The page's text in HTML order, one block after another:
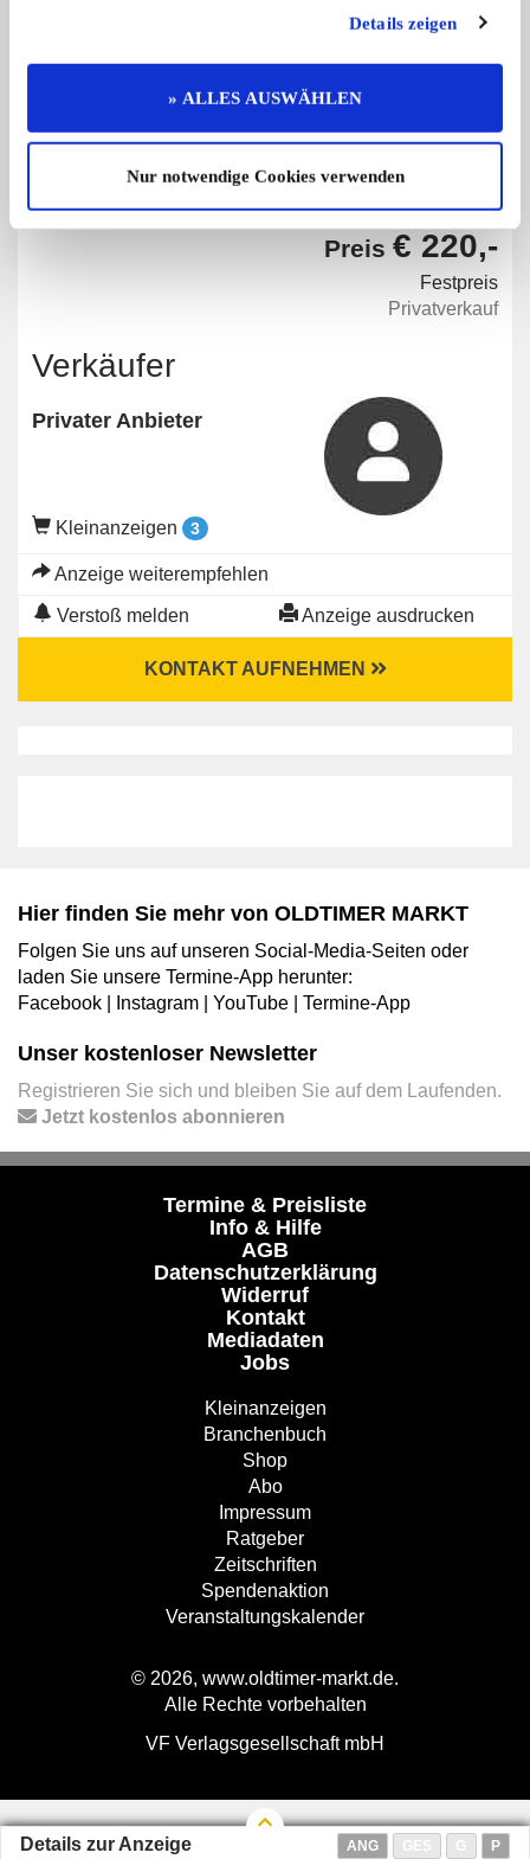
Details zeigen
» ALLES AUSWÄHLEN
Nur notwendige Cookies verwenden
Privat
1179 x angesehen
0 x gemerkt
Preis € 220,-
Festpreis
Privatverkauf
Verkäufer
Privater Anbieter
Kleinanzeigen 3
Anzeige weiterempfehlen
Verstoß melden Anzeige ausdrucken
KONTAKT AUFNEHMEN
Details zur Anzeige ANG P
Hier finden Sie mehr von OLDTIMER MARKT
Folgen Sie uns auf unseren Social-Media-Seiten oder
laden Sie unsere Termine-App herunter:
Facebook
Instagram YouTube Termine-App
Unser kostenloser Newsletter
Registrieren Sie sich und bleiben Sie auf dem Laufenden.
Jetzt kostenlos abonnieren
Termine & Preisliste
Info & Hilfe
AGB
Datenschutzerklärung
Widerruf
Kontakt
Mediadaten
Jobs
Kleinanzeigen
Branchenbuch
Shop
Abo
Impressum
Ratgeber
Zeitschriften
Spendenaktion
Veranstaltungskalender
© 2026, www.oldtimer-markt.de.
Alle Rechte vorbehalten
VF Verlagsgesellschaft mbH